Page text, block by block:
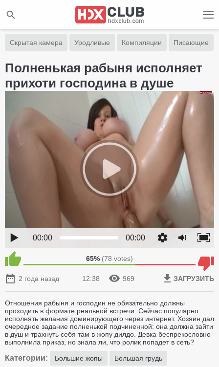
Скрытая камера Уродливые Компиляции Писающие
Полненькая рабыня исполняет
прихоти господина в душе
00:00 00:00
65% (78 votes)
2 года назад 12:38 969 ЗАГРУЗИТЬ
Отношения рабыня и господин не обязательно должны
проходить в формате реальной встречи. Сейчас популярно
исполнять желания доминирующего через интернет. Хозяин дал
очередное задание полненькой подчиненной: она должна зайти
в душ и трахнуть себя там в жопу дилдо. Девка беспрекословно
выполнила приказ, но знала ли, что ролик попадет в сеть?
Категории: Большие жопы Большая грудь